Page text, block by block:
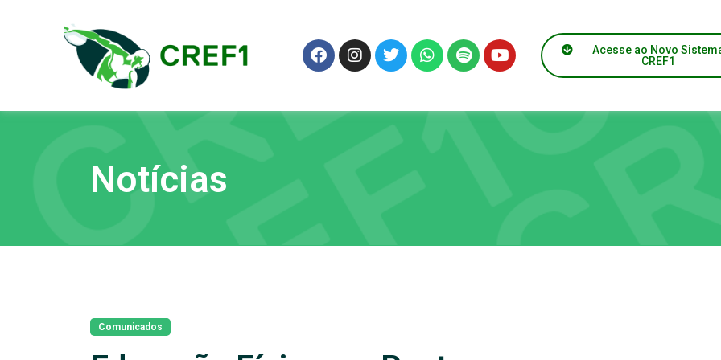
Acesse ao Novo
CREF1
Notícias
Comunicados